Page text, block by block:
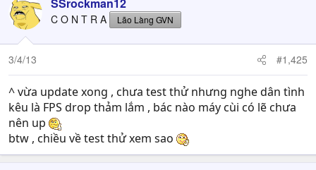
C O N T R A Lão Làng GVN
3/4/13 #1,425
^ vừa update xong , chưa test thử nhưng nghe dân tình
kêu là FPS drop thảm lắm , bác nào máy cùi có lẽ chưa
nên up
btw , chiều về test thử xem sao